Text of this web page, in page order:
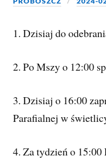
1. Dzisiaj do
2. Po Mszy o 12:00
3. Dzisiaj o 16:00
Parafialnej w
4.Za tydzień o 15:00